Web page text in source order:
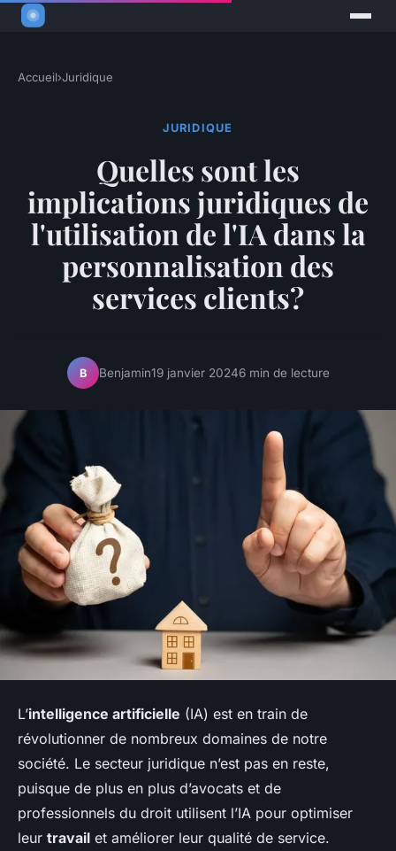
Accueil›Juridique
JURIDIQUE
Quelles sont les
implications juridiques de
l'utilisation de l'IA dans la
personnalisation des
services clients?
B Benjamin19 janvier 20246 min de lecture
L’intelligence artificielle (IA) est en train de
révolutionner de nombreux domaines de notre
société. Le secteur juridique n’est pas en reste,
puisque de plus en plus d’avocats et de
professionnels du droit utilisent l’IA pour optimiser
leur travail et améliorer leur qualité de service.